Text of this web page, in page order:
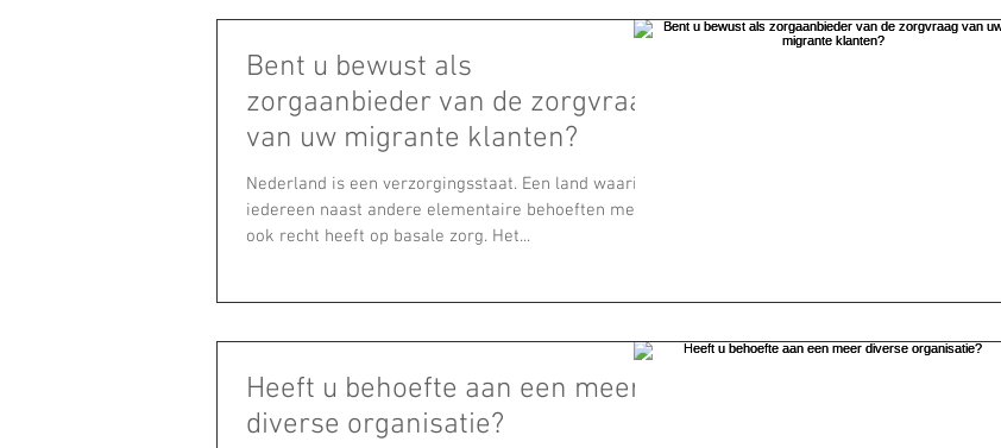
Bent u bewust als
zorgaanbieder van de zorgvraag
van uw migrante klanten?
Nederland is een verzorgingsstaat. Een land waarin
iedereen naast andere elementaire behoeften men
ook recht heeft op basale zorg. Het...
Heeft u behoefte aan een meer
diverse organisatie?